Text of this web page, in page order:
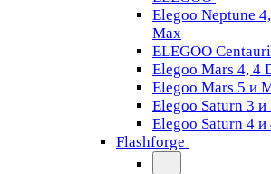
Elegoo Neptune
Max
ELEGOO Centauri
Elegoo Mars 4, 4
Elegoo Mars 5 и
Elegoo Saturn 3
Elegoo Saturn 4
Flashforge